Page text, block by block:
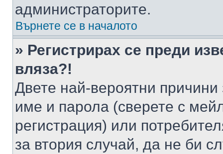
администраторите.
Върнете се в началото
» Регистрирах се преди
вляза?!
Двете най-вероятни
име и парола (сверете с
регистрация) или
за втория случай, да не би